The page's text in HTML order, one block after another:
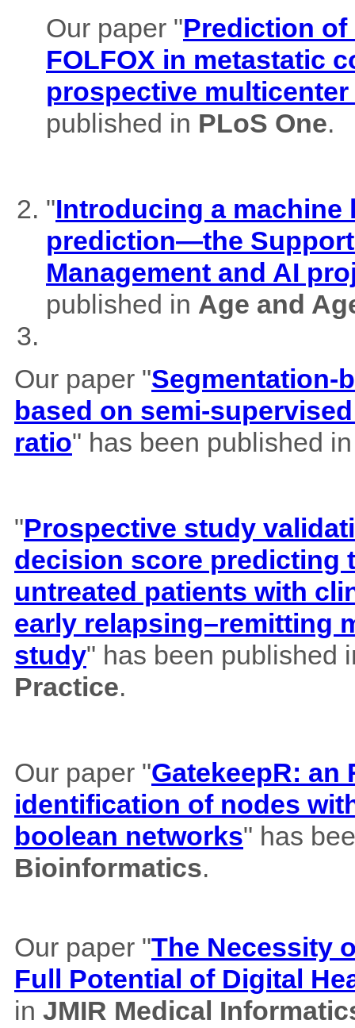
Our paper "Prediction
FOLFOX in metastatic
prospective multicenter
published in PLoS One.
"Introducing a
prediction—the
Management and AI
published in Age and
Our paper "Segmentation-
based on semi-
ratio" has been published
"Prospective study
decision score predicting
untreated patients with
early relapsing–remitting
study" has been published
Practice.
Our paper "GatekeepR:
identification of nodes
boolean networks" has
Bioinformatics.
Our paper "The Necessity
Full Potential of Digital
in JMIR Medical